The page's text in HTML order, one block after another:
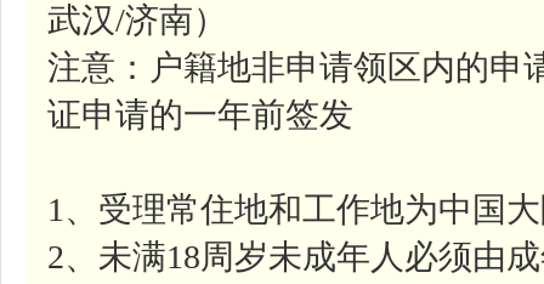
武汉/济南）
注意：户籍地非申请领区内的申
证申请的一年前签发
1、受理常住地和工作地为中国
2、未满18周岁未成年人必须由